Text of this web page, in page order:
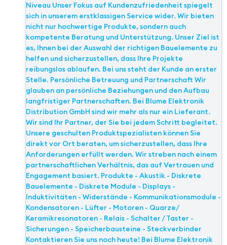
Niveau Unser Fokus auf Kundenzufriedenheit spiegelt
sich in unserem erstklassigen Service wider. Wir bieten
nicht nur hochwertige Produkte, sondern auch
kompetente Beratung und Unterstützung. Unser Ziel ist
es, Ihnen bei der Auswahl der richtigen Bauelemente zu
helfen und sicherzustellen, dass Ihre Projekte
reibungslos ablaufen. Bei uns steht der Kunde an erster
Stelle. Persönliche Betreuung und Partnerschaft Wir
glauben an persönliche Beziehungen und den Aufbau
langfristiger Partnerschaften. Bei Blume Elektronik
Distribution GmbH sind wir mehr als nur ein Lieferant.
Wir sind Ihr Partner, der Sie bei jedem Schritt begleitet.
Unsere geschulten Produktspezialisten können Sie
direkt vor Ort beraten, um sicherzustellen, dass Ihre
Anforderungen erfüllt werden. Wir streben nach einem
partnerschaftlichen Verhältnis, das auf Vertrauen und
Engagement basiert. Produkte - Akustik - Diskrete
Bauelemente - Diskrete Module - Displays -
Induktivitäten - Widerstände - Kommunikationsmodule -
Kondensatoren - Lüfter - Motoren - Quarze/
Keramikresonatoren - Relais - Schalter / Taster -
Sicherungen - Speicherbausteine - Steckverbinder
Kontaktieren Sie uns noch heute! Bei Blume Elektronik